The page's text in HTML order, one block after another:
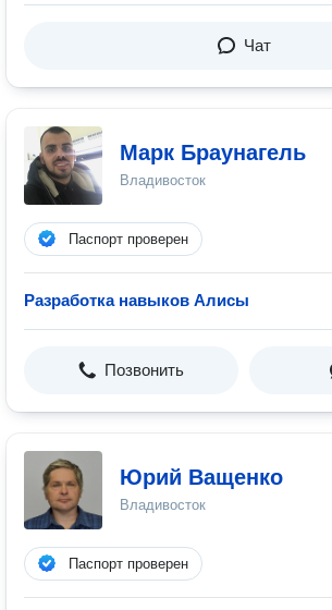
Чат
Марк Браунагель
Владивосток
Паспорт проверен
Разработка навыков Алисы
Позвонить
Юрий Ващенко
Владивосток
Паспорт проверен